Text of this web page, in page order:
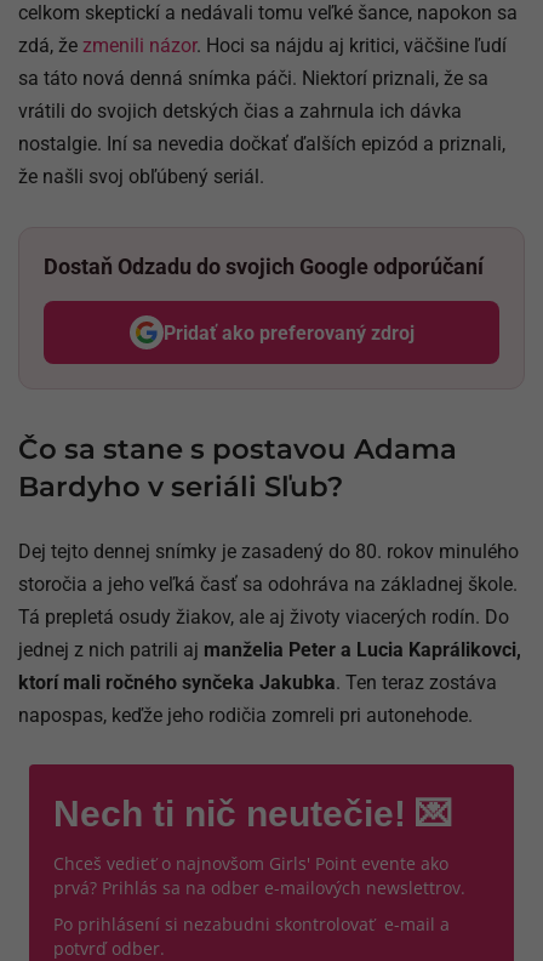
celkom skeptickí a nedávali tomu veľké šance, napokon sa
zdá, že zmenili názor. Hoci sa nájdu aj kritici, väčšine ľudí
sa táto nová denná snímka páči. Niektorí priznali, že sa
vrátili do svojich detských čias a zahrnula ich dávka
nostalgie. Iní sa nevedia dočkať ďalších epizód a priznali,
že našli svoj obľúbený seriál.
Dostaň Odzadu do svojich Google odporúčaní
Pridať ako preferovaný zdroj
Odzadu, odkaz sa otvorí v
Čo sa stane s postavou Adama
Bardyho v seriáli Sľub?
Dej tejto dennej snímky je zasadený do 80. rokov minulého
storočia a jeho veľká časť sa odohráva na základnej škole.
Tá prepletá osudy žiakov, ale aj životy viacerých rodín. Do
jednej z nich patrili aj manželia Peter a Lucia Kaprálikovci,
ktorí mali ročného synčeka Jakubka. Ten teraz zostáva
napospas, keďže jeho rodičia zomreli pri autonehode.
Nech ti nič neutečie! 💌
Chceš vedieť o najnovšom Girls' Point evente ako
prvá? Prihlás sa na odber e-mailových newslettrov.
Po prihlásení si nezabudni skontrolovať e-mail a
potvrď odber.